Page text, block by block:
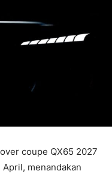
coupe QX65 2027
menandakan